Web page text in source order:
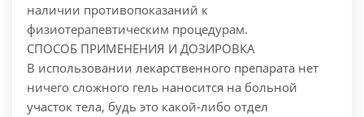
наличии противопоказаний к
физиотерапевтическим процедурам.
СПОСОБ ПРИМЕНЕНИЯ И ДОЗИРОВКА
В использовании лекарственного препарата нет
ничего сложного гель наносится на больной
участок тела, будь это какой-либо отдел